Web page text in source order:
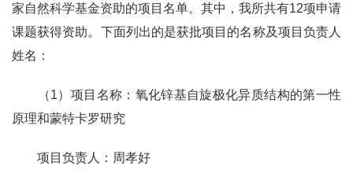
家自然科学基金资助的项目名单。其中，我所共有12项申请
课题获得资助。下面列出的是获批项目的名称及项目负责人
姓名：
（1）项目名称：氧化锌基自旋极化异质结构的第一性
原理和蒙特卡罗研究
项目负责人：周孝好